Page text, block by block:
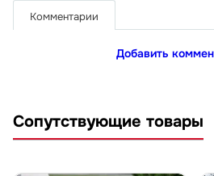
Комментарии
Добавить
Сопутствующие товары